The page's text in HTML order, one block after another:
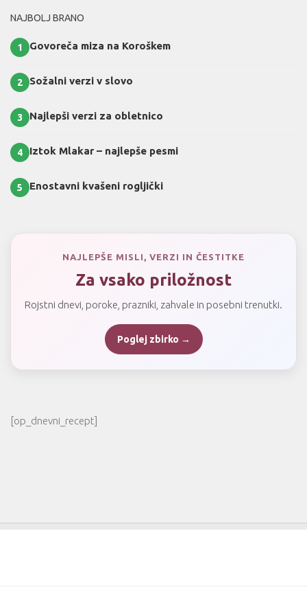
NAJBOLJ BRANO
1 Govoreča miza na Koroškem
2 Sožalni verzi v slovo
3 Najlepši verzi za obletnico
4 Iztok Mlakar – najlepše pesmi
5 Enostavni kvašeni rogljički
NAJLEPŠE MISLI, VERZI IN ČESTITKE
Za vsako priložnost
Rojstni dnevi, poroke, prazniki, zahvale in posebni trenutki.
Poglej zbirko →
[op_dnevni_recept]